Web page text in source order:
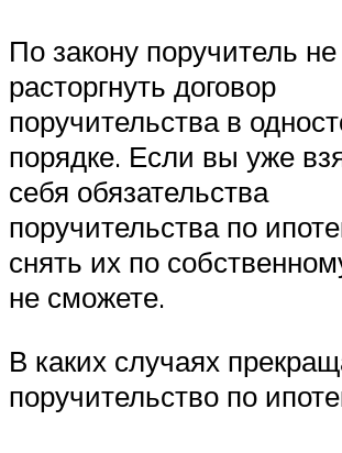
По закону поручитель
расторгнуть договор
поручительства в
порядке. Если вы уже
себя обязательства
поручительства по
снять их по
не сможете.
В каких случаях
поручительство по